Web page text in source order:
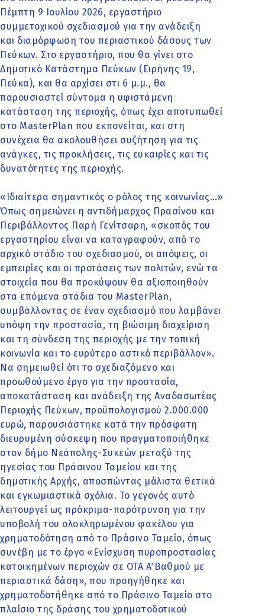
Πέμπτη 9 Ιουλίου 2026, εργαστήριο
συμμετοχικού σχεδιασμού για την ανάδειξη
και διαμόρφωση του περιαστικού δάσους των
Πεύκων. Στο εργαστήριο, που θα γίνει στο
Δημοτικό Κατάστημα Πεύκων (Ειρήνης 19,
Πεύκα), και θα αρχίσει στι 6 μ.μ., θα
παρουσιαστεί σύντομα η υφιστάμενη
κατάσταση της περιοχής, όπως έχει αποτυπωθεί
στο MasterPlan που εκπονείται, και στη
συνέχεια θα ακολουθήσει συζήτηση για τις
ανάγκες, τις προκλήσεις, τις ευκαιρίες και τις
δυνατότητες της περιοχής.
«Ιδιαίτερα σημαντικός ο ρόλος της κοινωνίας…»
Όπως σημειώνει η αντιδήμαρχος Πρασίνου και
Περιβάλλοντος Παρή Γενίτσαρη, «σκοπός του
εργαστηρίου είναι να καταγραφούν, από το
αρχικό στάδιο του σχεδιασμού, οι απόψεις, οι
εμπειρίες και οι προτάσεις των πολιτών, ενώ τα
στοιχεία που θα προκύψουν θα αξιοποιηθούν
στα επόμενα στάδια του MasterPlan,
συμβάλλοντας σε έναν σχεδιασμό που λαμβάνει
υπόψη την προστασία, τη βιώσιμη διαχείριση
και τη σύνδεση της περιοχής με την τοπική
κοινωνία και το ευρύτερο αστικό περιβάλλον».
Να σημειωθεί ότι το σχεδιαζόμενο και
προωθούμενο έργο για την προστασία,
αποκατάσταση και ανάδειξη της Αναδασωτέας
Περιοχής Πεύκων, προϋπολογισμού 2.000.000
ευρώ, παρουσιάστηκε κατά την πρόσφατη
διευρυμένη σύσκεψη που πραγματοποιήθηκε
στον δήμο Νεάπολης-Συκεών μεταξύ της
ηγεσίας του Πράσινου Ταμείου και της
δημοτικής Αρχής, αποσπώντας μάλιστα θετικά
και εγκωμιαστικά σχόλια. Το γεγονός αυτό
λειτουργεί ως πρόκριμα-παρότρυνση για την
υποβολή του ολοκληρωμένου φακέλου για
χρηματοδότηση από το Πράσινο Ταμείο, όπως
συνέβη με το έργο «Ενίσχυση πυροπροστασίας
κατοικημένων περιοχών σε ΟΤΑ Α΄ Βαθμού με
περιαστικά δάση», που προηγήθηκε και
χρηματοδοτήθηκε από το Πράσινο Ταμείο στο
πλαίσιο της δράσης του χρηματοδοτικού